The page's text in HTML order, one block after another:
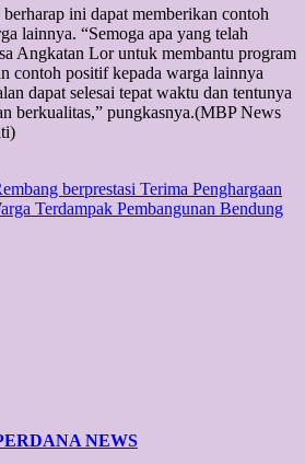
ini dapat memberikan contoh
lainnya. “Semoga apa yang telah
Angkatan Lor untuk membantu program
contoh positif kepada warga lainnya
dapat selesai tepat waktu dan tentunya
berkualitas,” pungkasnya.(MBP News
berprestasi Terima Penghargaan
Terdampak Pembangunan Bendung
NEWS